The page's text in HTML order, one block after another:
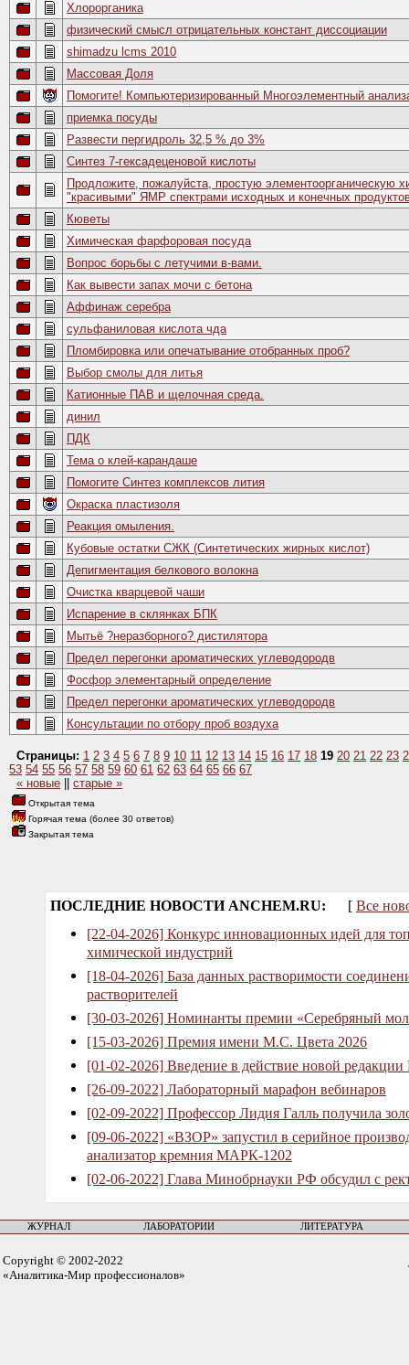
Хлорорганика
физический смысл отрицательных констант диссоциации
shimadzu lcms 2010
Массовая Доля
Помогите! Компьютеризированный Многоэлементный
приемка посуды
Развести пергидроль 32,5 % до 3%
Синтез 7-гексадеценовой кислоты
Продложите, пожалуйста, простую элементоорганическую
"красивыми" ЯМР спектрами исходных и конечных
Кюветы
Химическая фарфоровая посуда
Вопрос борьбы с летучими в-вами.
Как вывести запах мочи с бетона
Аффинаж серебра
сульфаниловая кислота чда
Пломбировка или опечатывание отобранных проб?
Выбор смолы для литья
Катионные ПАВ и щелочная среда.
динил
ПДК
Тема о клей-карандаше
Помогите Синтез комплексов лития
Окраска пластизоля
Реакция омыления.
Кубовые остатки СЖК (Синтетических жирных кислот)
Депигментация белкового волокна
Очистка кварцевой чаши
Испарение в склянках БПК
Мытьё ?неразборного? дистилятора
Предел перегонки ароматических углеводородв
Фосфор элементарный определение
Предел перегонки ароматических углеводородв
Консультации по отбору проб воздуха
Страницы: 1 2 3 4 5 6 7 8 9 10 11 12 13 14 15 16 17 18 19 20 21 22 23
53 54 55 56 57 58 59 60 61 62 63 64 65 66 67
« новые
старые »
Открытая тема
Горячая тема (более 30 ответов)
Закрытая тема
ПОСЛЕДНИЕ НОВОСТИ ANCHEM.RU: [ Все
[22-04-2026] Конкурс инновационных идей для
химической индустрий
[18-04-2026] База данных растворимости
растворителей
[30-03-2026] Номинанты премии «Серебряный
[15-03-2026] Премия имени М.С. Цвета 2026
[01-02-2026] Введение в действие новой
[26-09-2022] Лабораторный марафон вебинаров
[02-09-2022] Профессор Лидия Галль получила
[09-06-2022] «ВЗОР» запустил в серийное
анализатор кремния МАРК-1202
[02-06-2022] Глава Минобрнауки РФ обсудил с
ЖУРНАЛ ЛАБОРАТОРИИ ЛИТЕРАТУРА
Copyright © 2002-2022
«Аналитика-Мир профессионалов»